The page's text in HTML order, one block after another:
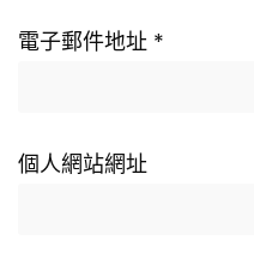
電子郵件地址 *
個人網站網址